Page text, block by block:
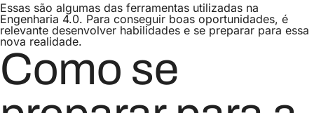
Essas são algumas das ferramentas utilizadas na
Engenharia 4.0. Para conseguir boas oportunidades, é
relevante desenvolver habilidades e se preparar para essa
nova realidade.
Como se